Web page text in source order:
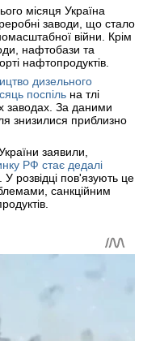
місяця Україна
заводи, що стало
війни. Крім
нафтобази та
нафтопродуктів.
дизельного
поспіль на тлі
заводах. За даними
знизилися приблизно
заявили,
РФ стає дедалі
. У розвідці пов'язують це
санкційним